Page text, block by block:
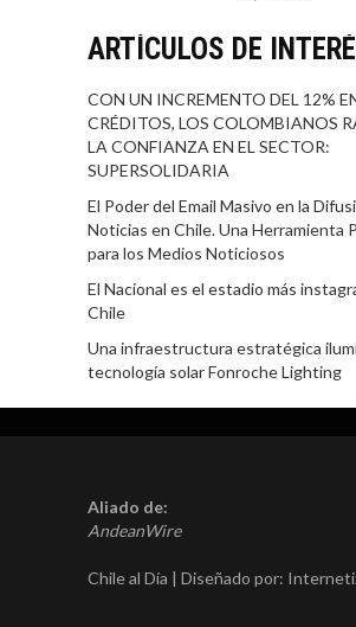
ARTÍCULOS DE
CON UN INCREMENTO DEL 12%
CRÉDITOS, LOS COLOMBIANOS
LA CONFIANZA EN EL SECTOR:
SUPERSOLIDARIA
El Poder del Email Masivo en la
Noticias en Chile. Una Herramienta
para los Medios Noticiosos
El Nacional es el estadio más
Chile
Una infraestructura estratégica
tecnología solar Fonroche Lighting
Aliado de:
AndeanWire
Chile al Día | Diseñado por: